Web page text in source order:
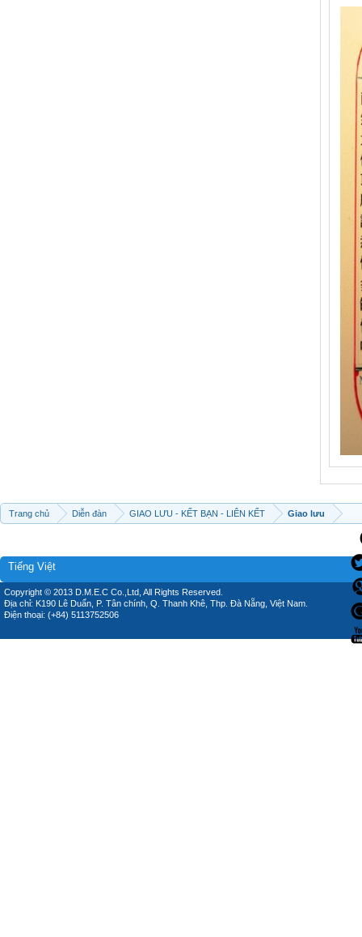
Trang chủ Diễn đàn GIAO LƯU - KẾT BẠN - LIÊN KẾT Giao lưu
Tiếng Việt
Copyright © 2013 D.M.E.C Co.,Ltd, All Rights Reserved.
Địa chỉ: K190 Lê Duẩn, P. Tân chính, Q. Thanh Khê, Thp. Đà Nẵng, Việt Nam.
Điện thoại: (+84) 5113752506